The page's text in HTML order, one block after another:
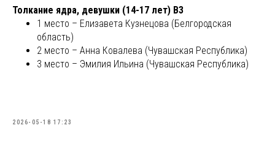
Толкание ядра, девушки (14-17 лет) В3
1 место – Елизавета Кузнецова (Белгородская
область)
2 место – Анна Ковалева (Чувашская Республика)
3 место – Эмилия Ильина (Чувашская Республика)
2026-05-18 17:23